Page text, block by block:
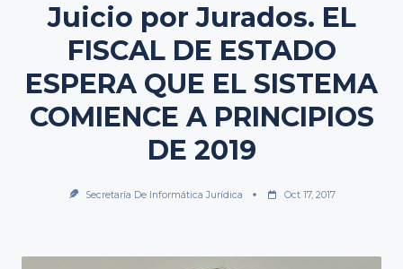
Juicio por Jurados. EL
FISCAL DE ESTADO
ESPERA QUE EL SISTEMA
COMIENCE A PRINCIPIOS
DE 2019
Secretaría De Informática Jurídica Oct 17, 2017